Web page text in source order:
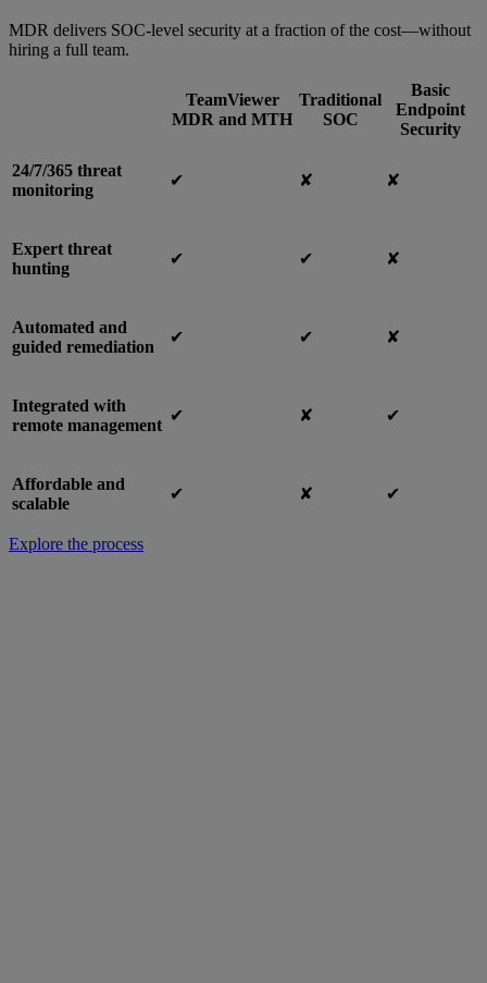
MDR delivers SOC-level security at a fraction of the cost—without
hiring a full team.
TeamViewer
MDR and MTH
Traditional
SOC
Basic
Endpoint
Security
24/7/365 threat
monitoring
✔︎ ✘ ✘
Expert threat
hunting
✔︎ ✔︎ ✘
Automated and
guided remediation
✔︎ ✔︎ ✘
Integrated with
remote management
✔︎ ✘ ✔︎
Affordable and
scalable
✔︎ ✘ ✔︎
Explore the process